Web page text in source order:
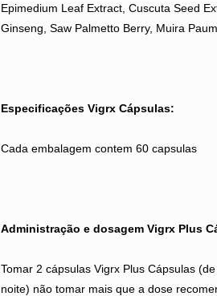
Epimedium Leaf Extract, Cuscuta Seed
Ginseng, Saw Palmetto Berry, Muira
Especificações Vigrx Cápsulas:
Cada embalagem contem 60 capsulas
Administração e dosagem Vigrx Plus
Tomar 2 cápsulas Vigrx Plus Cápsulas
noite) não tomar mais que a dose